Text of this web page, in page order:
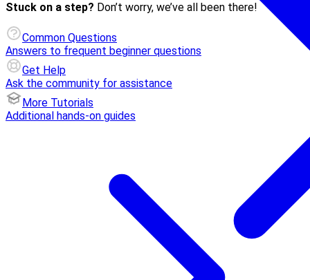
Stuck on a step? Don’t worry, we’ve all been there!
Common Questions
Answers to frequent beginner questions
Get Help
Ask the community for assistance
More Tutorials
Additional hands-on guides